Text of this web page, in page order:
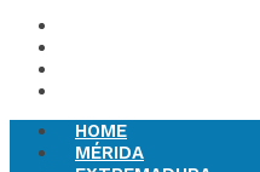
HOME
MÉRIDA